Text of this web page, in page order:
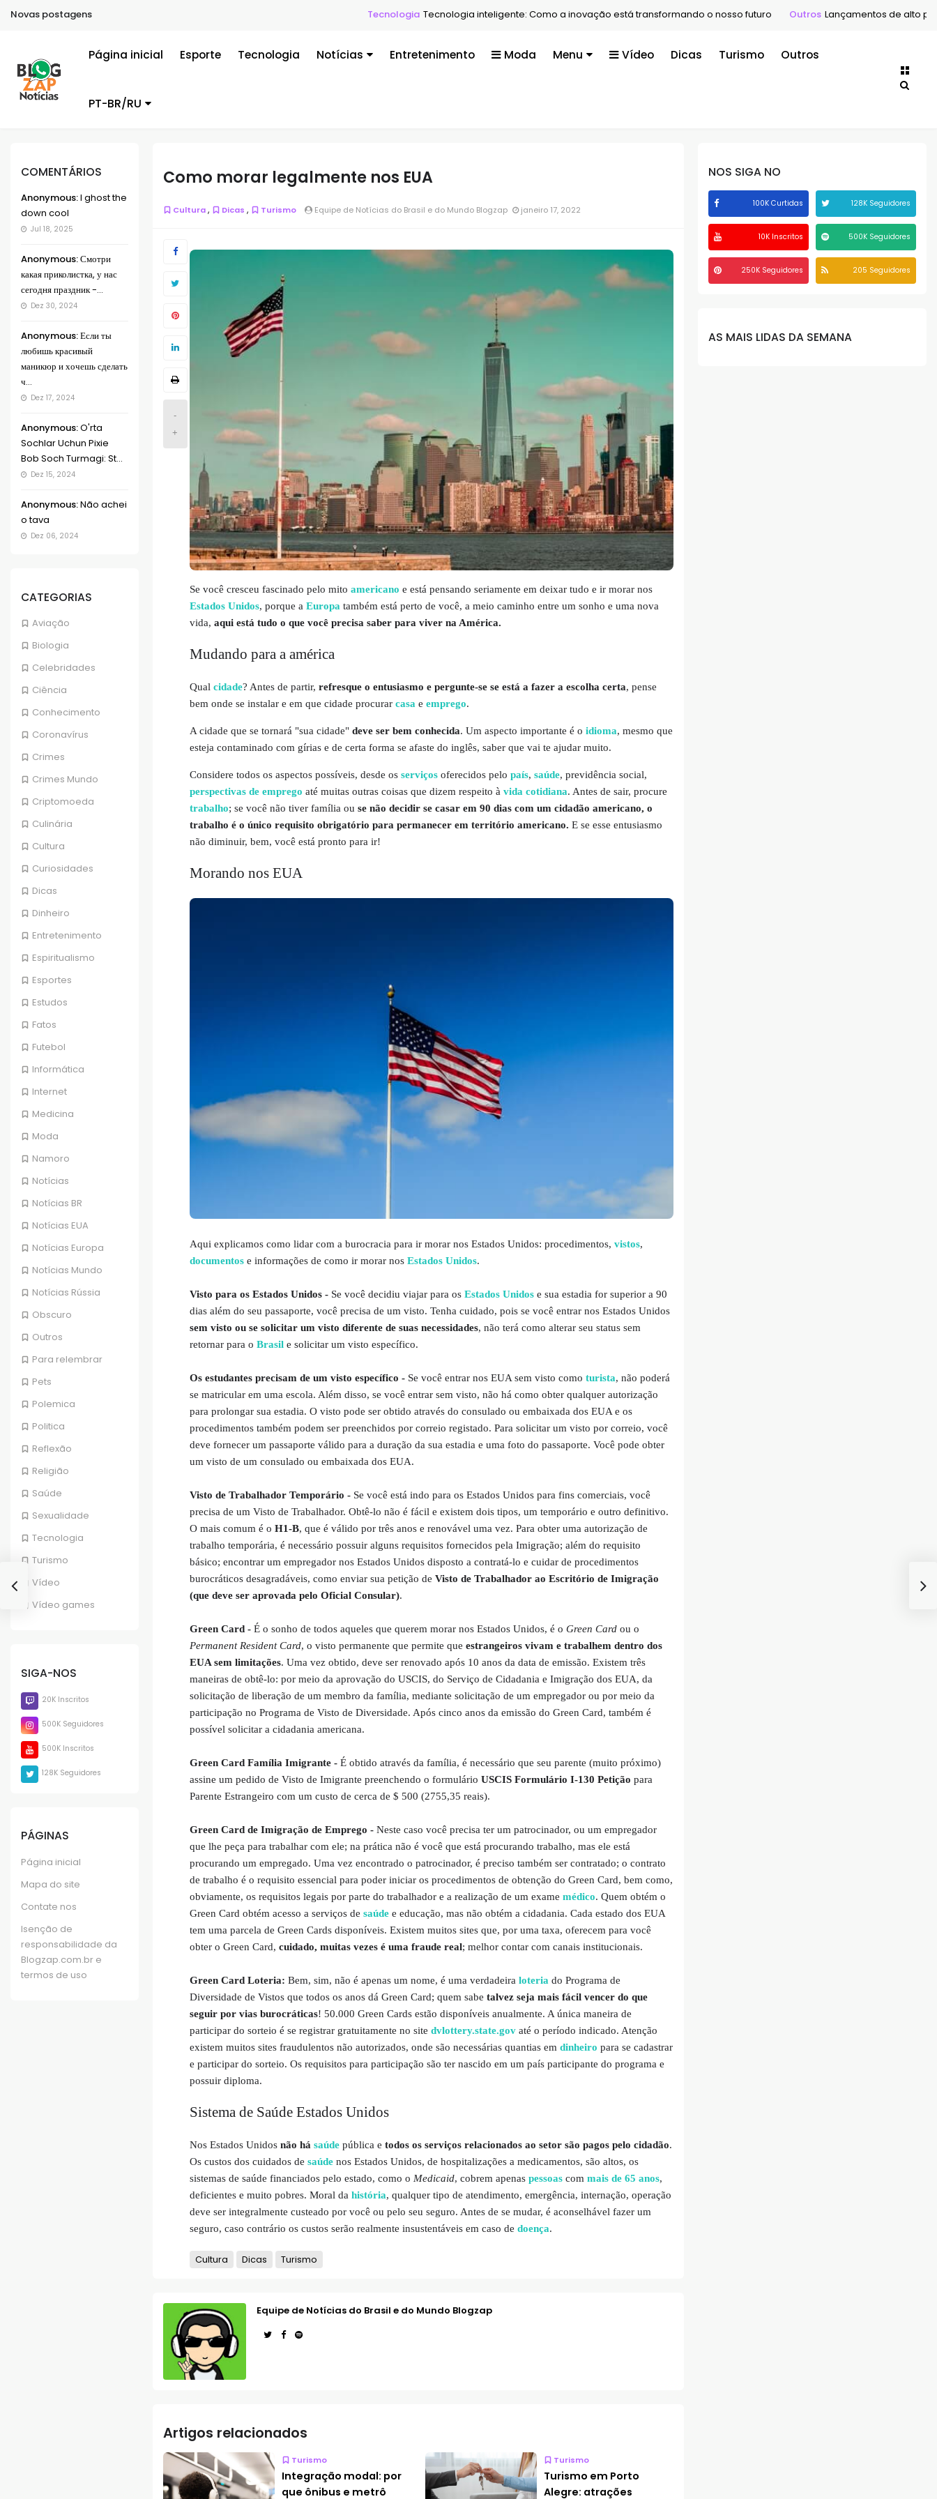
Tecnologia inteligente: Como a inovação está transformando o nosso futuro Outros Lançamentos de alto padrão em
Novas postagens
Página inicial Esporte Tecnologia Notícias Entretenimento Moda Menu Vídeo Dicas Turismo Outros
PT-BR/RU
COMENTÁRIOS
Anonymous:I ghost the
down cool
Jul 18, 2025
Anonymous:Смотри
какая приколистка, у нас
сегодня праздник -...
Dez 30, 2024
Anonymous:Если ты
любишь красивый
маникюр и хочешь сделать
ч...
Dez 17, 2024
Anonymous:O'rta
Sochlar Uchun Pixie
Bob Soch Turmagi: St...
Dez 15, 2024
Anonymous:Não achei
o tava
Dez 06, 2024
CATEGORIAS
Aviação
Biologia
Celebridades
Ciência
Conhecimento
Coronavírus
Crimes
Crimes Mundo
Criptomoeda
Culinária
Cultura
Curiosidades
Dicas
Dinheiro
Entretenimento
Espiritualismo
Esportes
Estudos
Fatos
Futebol
Informática
Internet
Medicina
Moda
Namoro
Notícias
Notícias BR
Notícias EUA
Notícias Europa
Notícias Mundo
Notícias Rússia
Obscuro
Outros
Para relembrar
Pets
Polemica
Politica
Reflexão
Religião
Saúde
Sexualidade
Tecnologia
Turismo
Vídeo
Vídeo games
SIGA-NOS
20K Inscritos
500K Seguidores
500K Inscritos
128K Seguidores
PÁGINAS
Página inicial
Mapa do site
Contate nos
Isenção de
responsabilidade da
Blogzap.com.br e
termos de uso
Como morar legalmente nos EUA
Cultura, Dicas , Turismo Equipe de Notícias do Brasil e do Mundo Blogzap janeiro 17, 2022
-
+
Se você cresceu fascinado pelo mito americano e está pensando seriamente em deixar tudo e ir morar nos
Estados Unidos, porque a Europa também está perto de você, a meio caminho entre um sonho e uma nova
vida, aqui está tudo o que você precisa saber para viver na América.
Mudando para a américa
Qual cidade? Antes de partir, refresque o entusiasmo e pergunte-se se está a fazer a escolha certa, pense
bem onde se instalar e em que cidade procurar casa e emprego.
A cidade que se tornará "sua cidade" deve ser bem conhecida. Um aspecto importante é o idioma, mesmo que
esteja contaminado com gírias e de certa forma se afaste do inglês, saber que vai te ajudar muito.
Considere todos os aspectos possíveis, desde os serviçosoferecidos pelo país, saúde, previdência social,
perspectivas de emprego até muitas outras coisas que dizem respeito à vida cotidiana. Antes de sair, procure
trabalho; se você não tiver família ou se não decidir se casar em 90 dias com um cidadão americano, o
trabalho é o único requisito obrigatório para permanecer em território americano. E se esse entusiasmo
não diminuir, bem, você está pronto para ir!
Morando nos EUA
Aqui explicamos como lidar com a burocracia para ir morar nos Estados Unidos: procedimentos, vistos,
documentose informações de como ir morar nos Estados Unidos.
Visto para os Estados Unidos -Se você decidiu viajar para os Estados Unidose sua estadia for superior a 90
dias além do seu passaporte, você precisa de um visto. Tenha cuidado, pois se você entrar nos Estados Unidos
sem visto ou se solicitar um visto diferente de suas necessidades, não terá como alterar seu status sem
retornar para o Brasile solicitar um visto específico.
Os estudantes precisam de um visto específico -Se você entrar nos EUA sem visto como turista, não poderá
se matricular em uma escola. Além disso, se você entrar sem visto, não há como obter qualquer autorização
para prolongar sua estadia. O visto pode ser obtido através do consulado ou embaixada dos EUA e os
procedimentos também podem ser preenchidos por correio registado. Para solicitar um visto por correio, você
deve fornecer um passaporte válido para a duração da sua estadia e uma foto do passaporte. Você pode obter
um visto de um consulado ou embaixada dos EUA.
Visto de Trabalhador Temporário -Se você está indo para os Estados Unidos para fins comerciais, você
precisa de um Visto de Trabalhador. Obtê-lo não é fácil e existem dois tipos, um temporário e outro definitivo.
O mais comum é o H1-B, que é válido por três anos e renovável uma vez. Para obter uma autorização de
trabalho temporária, é necessário possuir alguns requisitos fornecidos pela Imigração; além do requisito
básico; encontrar um empregador nos Estados Unidos disposto a contratá-lo e cuidar de procedimentos
burocráticos desagradáveis, como enviar sua petição de Visto de Trabalhador ao Escritório de Imigração
(que deve ser aprovada pelo Oficial Consular).
Green Card - É o sonho de todos aqueles que querem morar nos Estados Unidos, é o Green Cardou o
Permanent Resident Card, o visto permanente que permite que estrangeiros vivam e trabalhem dentro dos
EUA sem limitações. Uma vez obtido, deve ser renovado após 10 anos da data de emissão. Existem três
maneiras de obtê-lo: por meio da aprovação do USCIS, do Serviço de Cidadania e Imigração dos EUA, da
solicitação de liberação de um membro da família, mediante solicitação de um empregador ou por meio da
participação no Programa de Visto de Diversidade. Após cinco anos da emissão do Green Card, também é
possível solicitar a cidadania americana.
Green Card Família Imigrante -É obtido através da família, é necessário que seu parente (muito próximo)
assine um pedido de Visto de Imigrante preenchendo o formulário USCIS Formulário I-130 Petição para
Parente Estrangeiro com um custo de cerca de $ 500 (2755,35 reais).
Green Card de Imigração de Emprego - Neste caso você precisa ter um patrocinador, ou um empregador
que lhe peça para trabalhar com ele; na prática não é você que está procurando trabalho, mas ele está
procurando um empregado. Uma vez encontrado o patrocinador, é preciso também ser contratado; o contrato
de trabalho é o requisito essencial para poder iniciar os procedimentos de obtenção do Green Card, bem como,
obviamente, os requisitos legais por parte do trabalhador e a realização de um exame médico. Quem obtém o
Green Card obtém acesso a serviços de saúdee educação, mas não obtém a cidadania. Cada estado dos EUA
tem uma parcela de Green Cards disponíveis. Existem muitos sites que, por uma taxa, oferecem para você
obter o Green Card, cuidado, muitas vezes é uma fraude real; melhor contar com canais institucionais.
Green Card Loteria: Bem, sim, não é apenas um nome, é uma verdadeira loteria do Programa de
Diversidade de Vistos que todos os anos dá Green Card; quem sabe talvez seja mais fácil vencer do que
seguir por vias burocráticas! 50.000 Green Cards estão disponíveis anualmente. A única maneira de
participar do sorteio é se registrar gratuitamente no site dvlottery.state.govaté o período indicado. Atenção
existem muitos sites fraudulentos não autorizados, onde são necessárias quantias em dinheiro para se cadastrar
e participar do sorteio. Os requisitos para participação são ter nascido em um país participante do programa e
possuir diploma.
Sistema de Saúde Estados Unidos
Nos Estados Unidos não há saúdepública e todos os serviços relacionados ao setor são pagos pelo cidadão.
Os custos dos cuidados de saúdenos Estados Unidos, de hospitalizações a medicamentos, são altos, os
sistemas de saúde financiados pelo estado, como o Medicaid, cobrem apenas pessoascom mais de 65 anos,
deficientes e muito pobres. Moral da história, qualquer tipo de atendimento, emergência, internação, operação
deve ser integralmente custeado por você ou pelo seu seguro. Antes de se mudar, é aconselhável fazer um
seguro, caso contrário os custos serão realmente insustentáveis ​​em caso de doença.
Cultura Dicas Turismo
Equipe de Notícias do Brasil e do Mundo Blogzap
Artigos relacionados
Turismo
Integração modal: por
que ônibus e metrô
Turismo
Turismo em Porto
Alegre: atrações
NOS SIGA NO
100K Curtidas 128K Seguidores
10K Inscritos 500K Seguidores
250K Seguidores 205 Seguidores
AS MAIS LIDAS DA SEMANA